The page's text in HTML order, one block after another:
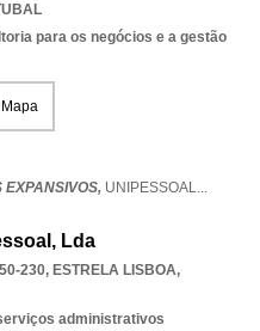
para os negócios e a gestão
EXPANSIVOS, UNIPESSOAL...
Lda
230, ESTRELA LISBOA,
administrativos